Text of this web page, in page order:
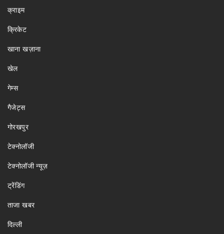
क्राइम
क्रिकेट
खाना खज़ाना
खेल
गेम्स
गैजेट्स
गोरखपुर
टेक्नोलॉजी
टेक्नोलॉजी न्यूज़
ट्रेंडिंग
ताजा खबर
दिल्ली